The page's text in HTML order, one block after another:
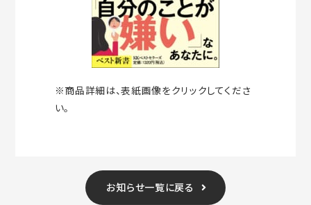
※商品詳細は、表紙画像をクリックしてくださ
い。
お知らせ一覧に戻る